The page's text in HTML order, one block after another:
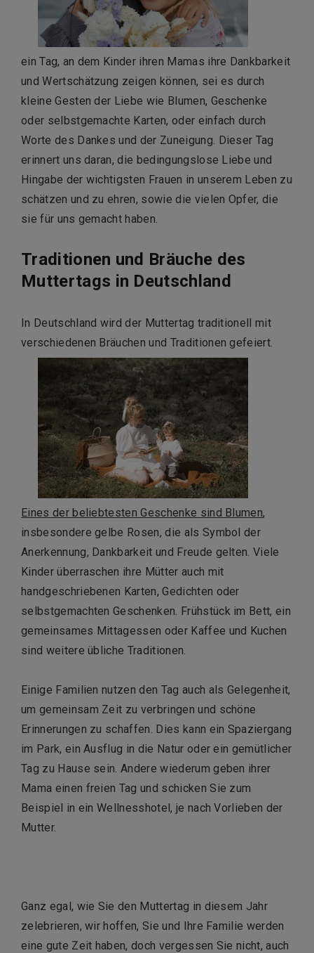
ein Tag, an dem Kinder ihren Mamas ihre Dankbarkeit
und Wertschätzung zeigen können, sei es durch
kleine Gesten der Liebe wie Blumen, Geschenke
oder selbstgemachte Karten, oder einfach durch
Worte des Dankes und der Zuneigung. Dieser Tag
erinnert uns daran, die bedingungslose Liebe und
Hingabe der wichtigsten Frauen in unserem Leben zu
schätzen und zu ehren, sowie die vielen Opfer, die
sie für uns gemacht haben.
Traditionen und Bräuche des
Muttertags in Deutschland
In Deutschland wird der Muttertag traditionell mit
verschiedenen Bräuchen und Traditionen gefeiert.
Eines der beliebtesten Geschenke sind Blumen,
insbesondere gelbe Rosen, die als Symbol der
Anerkennung, Dankbarkeit und Freude gelten. Viele
Kinder überraschen ihre Mütter auch mit
handgeschriebenen Karten, Gedichten oder
selbstgemachten Geschenken. Frühstück im Bett, ein
gemeinsames Mittagessen oder Kaffee und Kuchen
sind weitere übliche Traditionen.
Einige Familien nutzen den Tag auch als Gelegenheit,
um gemeinsam Zeit zu verbringen und schöne
Erinnerungen zu schaffen. Dies kann ein Spaziergang
im Park, ein Ausflug in die Natur oder ein gemütlicher
Tag zu Hause sein. Andere wiederum geben ihrer
Mama einen freien Tag und schicken Sie zum
Beispiel in ein Wellnesshotel, je nach Vorlieben der
Mutter.
Ganz egal, wie Sie den Muttertag in diesem Jahr
zelebrieren, wir hoffen, Sie und Ihre Familie werden
eine gute Zeit haben, doch vergessen Sie nicht, auch